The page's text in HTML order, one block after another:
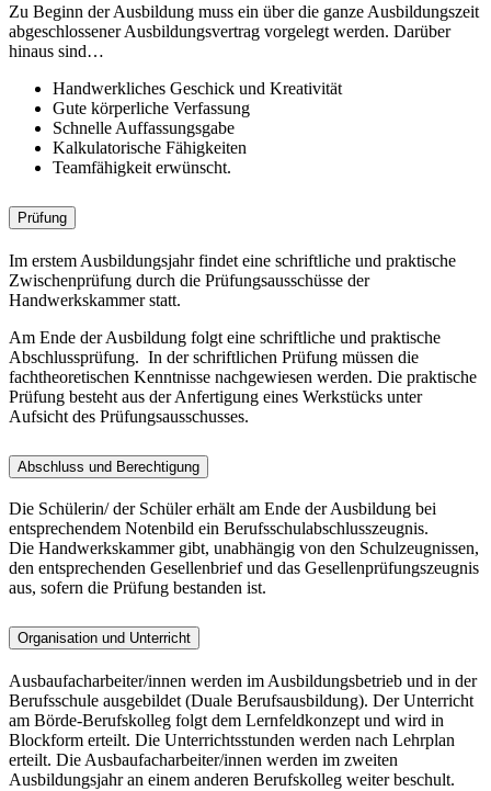
Zu Beginn der Ausbildung muss ein über die ganze Ausbildungszeit
abgeschlossener Ausbildungsvertrag vorgelegt werden. Darüber
hinaus sind…
Handwerkliches Geschick und Kreativität
Gute körperliche Verfassung
Schnelle Auffassungsgabe
Kalkulatorische Fähigkeiten
Teamfähigkeit erwünscht.
Prüfung
Im erstem Ausbildungsjahr findet eine schriftliche und praktische
Zwischenprüfung durch die Prüfungsausschüsse der
Handwerkskammer statt.
Am Ende der Ausbildung folgt eine schriftliche und praktische
Abschlussprüfung. In der schriftlichen Prüfung müssen die
fachtheoretischen Kenntnisse nachgewiesen werden. Die praktische
Prüfung besteht aus der Anfertigung eines Werkstücks unter
Aufsicht des Prüfungsausschusses.
Abschluss und Berechtigung
Die Schülerin/ der Schüler erhält am Ende der Ausbildung bei
entsprechendem Notenbild ein Berufsschulabschlusszeugnis.
Die Handwerkskammer gibt, unabhängig von den Schulzeugnissen,
den entsprechenden Gesellenbrief und das Gesellenprüfungszeugnis
aus, sofern die Prüfung bestanden ist.
Organisation und Unterricht
Ausbaufacharbeiter/innen werden im Ausbildungsbetrieb und in der
Berufsschule ausgebildet (Duale Berufsausbildung). Der Unterricht
am Börde-Berufskolleg folgt dem Lernfeldkonzept und wird in
Blockform erteilt. Die Unterrichtsstunden werden nach Lehrplan
erteilt. Die Ausbaufacharbeiter/innen werden im zweiten
Ausbildungsjahr an einem anderen Berufskolleg weiter beschult.